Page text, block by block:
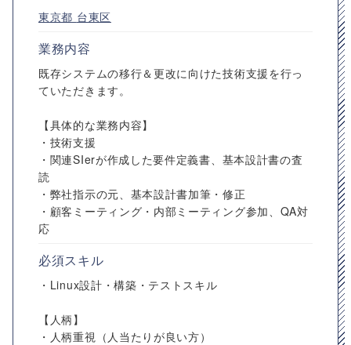
東京都 台東区
業務内容
既存システムの移行＆更改に向けた技術支援を行っ
ていただきます。
【具体的な業務内容】
・技術支援
・関連SIerが作成した要件定義書、基本設計書の査
読
・弊社指示の元、基本設計書加筆・修正
・顧客ミーティング・内部ミーティング参加、QA対
応
必須スキル
・Linux設計・構築・テストスキル
【人柄】
・人柄重視（人当たりが良い方）